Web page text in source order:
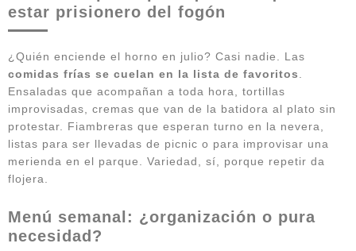
estar prisionero del fogón
¿Quién enciende el horno en julio? Casi nadie. Las
comidas frías se cuelan en la lista de favoritos
Ensaladas que acompañan a toda hora, tortillas
improvisadas, cremas que van de la batidora al plato sin
protestar. Fiambreras que esperan turno en la nevera,
listas para ser llevadas de picnic o para improvisar una
merienda en el parque. Variedad, sí, porque repetir da
flojera.
Menú semanal: ¿organización o pura
necesidad?